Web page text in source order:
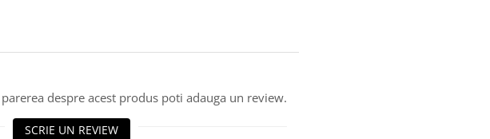
despre acest produs poti adauga un review.
SCRIE UN REVIEW